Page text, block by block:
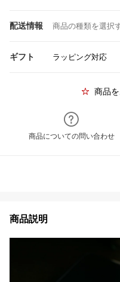
配送情報 商品の種類を選択
ギフト ラッピング対応
商品
商品についての問い合わせ
商品説明